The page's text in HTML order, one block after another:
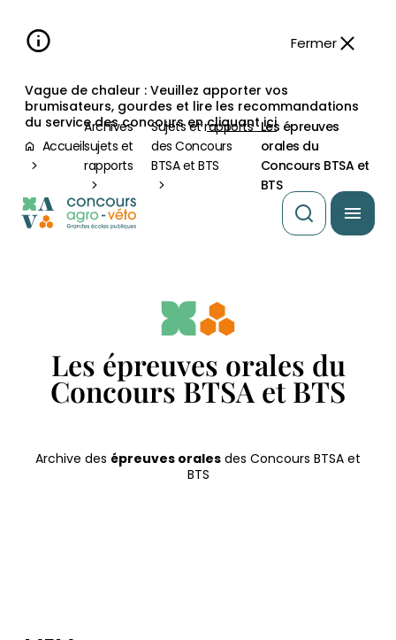
principale
principal
d'accessibilité
de
page
Vague de chaleur : Veuillez apporter vos
brumisateurs, gourdes et lire les recommandations
du service des concours encliquant ici
Fermer
Accueil
Archives
sujets et
rapports
Sujets et rapports
des Concours
BTSA et BTS
Les épreuves
orales du
Concours BTSA et
BTS
Les épreuves orales du
Concours BTSA et BTS
Archive des épreuves orales des Concours BTSA et
BTS